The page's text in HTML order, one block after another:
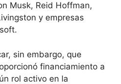
Musk, Reid Hoffman,
y empresas
sin embargo, que
financiamiento a
rol activo en la